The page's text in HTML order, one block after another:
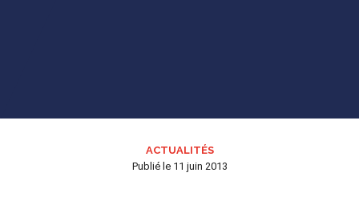
ACTUALITÉS
Publié le 11 juin 2013